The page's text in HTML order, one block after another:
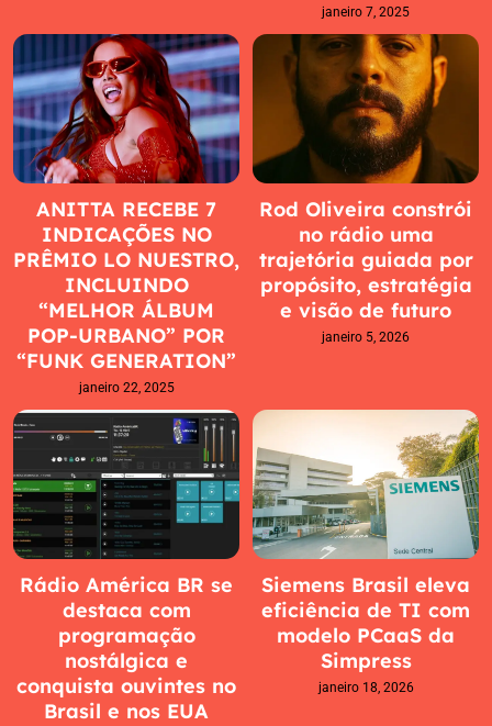
janeiro 7, 2025
ANITTA RECEBE 7
INDICAÇÕES NO
PRÊMIO LO NUESTRO,
INCLUINDO
“MELHOR ÁLBUM
POP-URBANO” POR
“FUNK GENERATION”
janeiro 22, 2025
Rod Oliveira constrói
no rádio uma
trajetória guiada por
propósito, estratégia
e visão de futuro
janeiro 5, 2026
Rádio América BR se
destaca com
programação
nostálgica e
conquista ouvintes no
Brasil e nos EUA
Siemens Brasil eleva
eficiência de TI com
modelo PCaaS da
Simpress
janeiro 18, 2026